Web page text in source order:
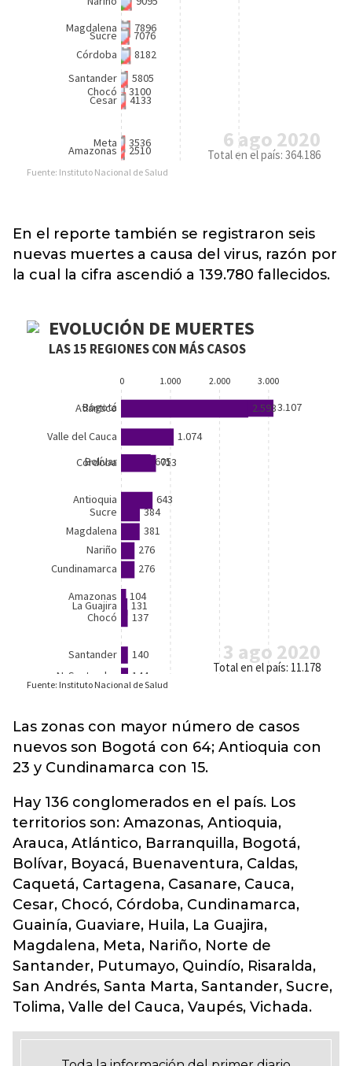
En el reporte también se registraron seis
nuevas muertes a causa del virus, razón por
la cual la cifra ascendió a 139.780 fallecidos.
Las zonas con mayor número de casos
nuevos son Bogotá con 64; Antioquia con
23 y Cundinamarca con 15.
Hay 136 conglomerados en el país. Los
territorios son: Amazonas, Antioquia,
Arauca, Atlántico, Barranquilla, Bogotá,
Bolívar, Boyacá, Buenaventura, Caldas,
Caquetá, Cartagena, Casanare, Cauca,
Cesar, Chocó, Córdoba, Cundinamarca,
Guainía, Guaviare, Huila, La Guajira,
Magdalena, Meta, Nariño, Norte de
Santander, Putumayo, Quindío, Risaralda,
San Andrés, Santa Marta, Santander, Sucre,
Tolima, Valle del Cauca, Vaupés, Vichada.